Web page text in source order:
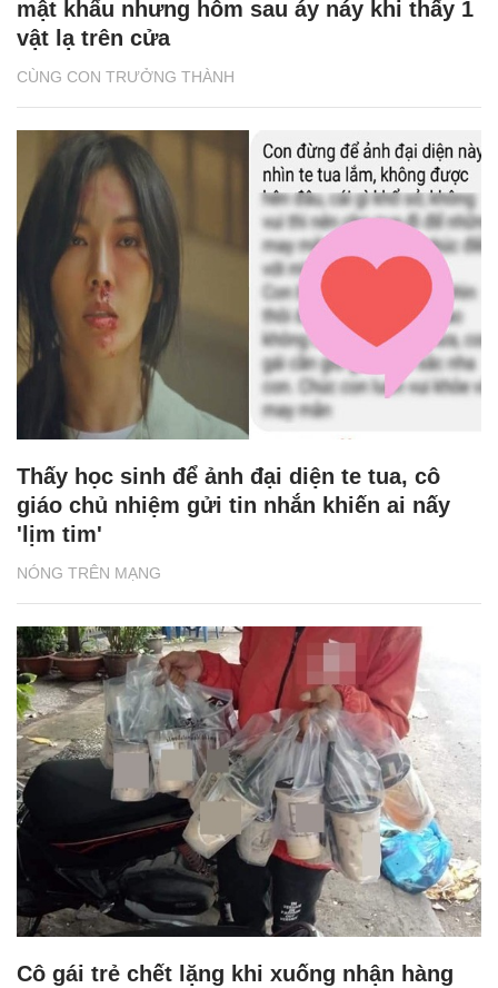
CÙNG CON TRƯỞNG THÀNH
mật khẩu nhưng hôm sau áy náy khi thấy 1
vật lạ trên cửa
NÓNG TRÊN MẠNG
Thấy học sinh để ảnh đại diện te tua, cô
giáo chủ nhiệm gửi tin nhắn khiến ai nấy
'lịm tim'
Cô gái trẻ chết lặng khi xuống nhận hàng